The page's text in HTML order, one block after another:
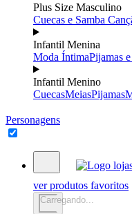
Plus Size Masculino
Cuecas e Samba
Infantil Menina
Moda ÍntimaPijamas
Infantil Menino
CuecasMeiasPijamas
Personagens
ver produtos favoritos
Carregando...